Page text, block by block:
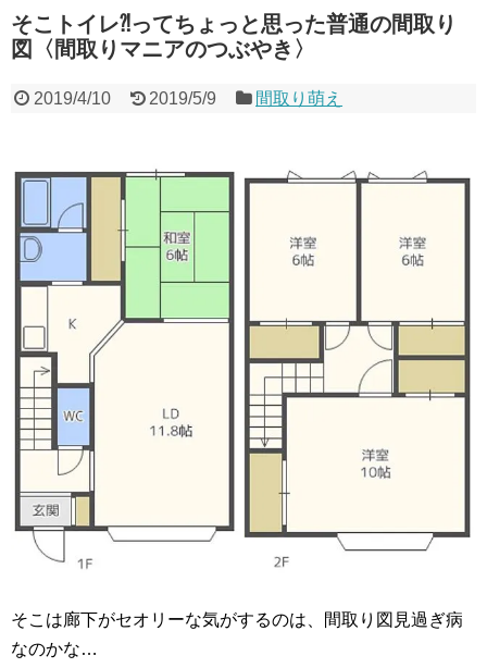
そこトイレ⁈ってちょっと思った普通の間取り
図〈間取りマニアのつぶやき〉
2019/4/10 2019/5/9 間取り萌え
そこは廊下がセオリーな気がするのは、間取り図見過ぎ病
なのかな…